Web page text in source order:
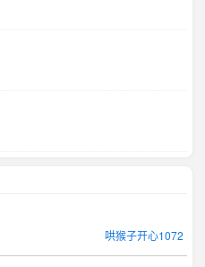
哄猴子开心1072